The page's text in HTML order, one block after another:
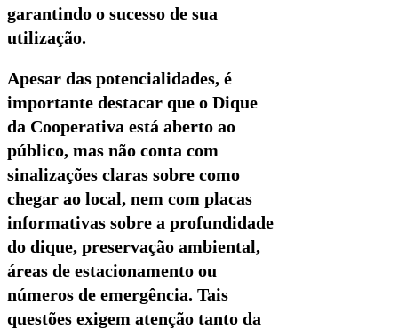
garantindo o sucesso de sua
utilização.
Apesar das potencialidades, é
importante destacar que o Dique
da Cooperativa está aberto ao
público, mas não conta com
sinalizações claras sobre como
chegar ao local, nem com placas
informativas sobre a profundidade
do dique, preservação ambiental,
áreas de estacionamento ou
números de emergência. Tais
questões exigem atenção tanto da